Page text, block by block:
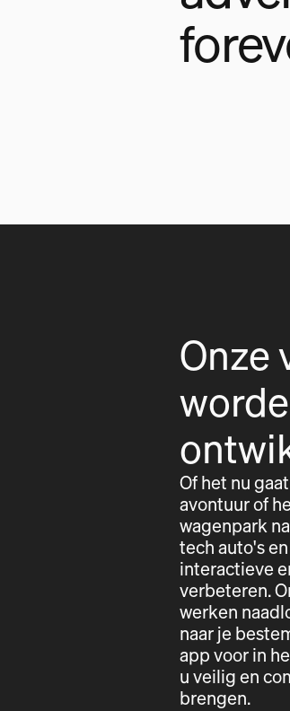
Onze
Of het nu
avontuur of
wagenpark
tech auto's
interactieve
verbeteren.
werken
naar je
app voor in
u veilig en
brengen.